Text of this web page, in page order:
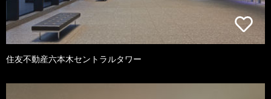
住友不動産六本木セントラルタワー